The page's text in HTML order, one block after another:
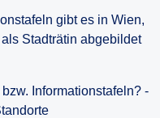
gibt es in Wien,
Stadträtin abgebildet
Informationstafeln? -